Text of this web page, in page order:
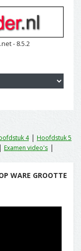
- 8.5.2
4| Hoofdstuk 5
| Examen video's |
WARE GROOTTE